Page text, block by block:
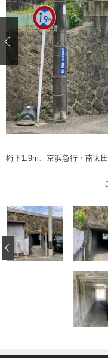
注目の記事
ショップレポート
自動車豆知識
鈑金・塗装
ディテイリング
ディテイリング
ヘッドライト磨き
フィルム・ラッピング
鈑金・塗装
小キズ直し
特集記事
ストップ 不具合修理＆粗
ショップ紹介
ショップレポート
レストア
カーメーカー「旧車」関連
イベント
桁下1.9m、京浜急行・南太
‹